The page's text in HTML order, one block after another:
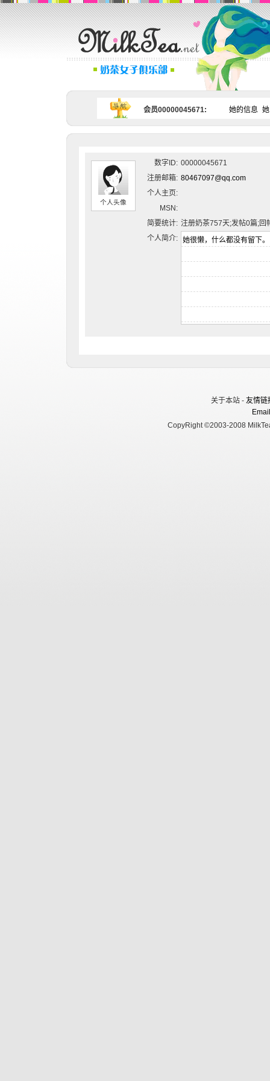
会员00000045671: 她的信息
个人头像
数字ID: 00000045671
注册邮箱: 80467097@qq.com
个人主页:
MSN:
简要统计: 注册奶茶757天;发帖0篇;回
个人简介:
关于本站 - 友情链
CopyRight ©2003-2008